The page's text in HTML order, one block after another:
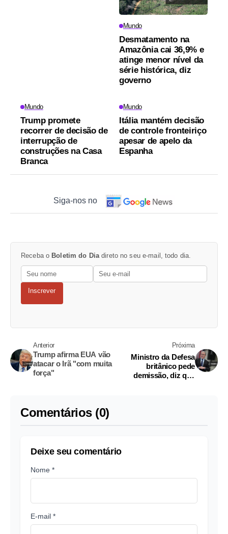
Mundo
Desmatamento na
Amazônia cai 36,9% e
atinge menor nível da
série histórica, diz
governo
Mundo
Trump promete
recorrer de decisão de
interrupção de
construções na Casa
Branca
Mundo
Itália mantém decisão
de controle fronteiriço
apesar de apelo da
Espanha
Siga-nos no
Receba o Boletim do Diadireto no seu e-mail, todo dia.
Inscrever
Anterior
Trump afirma EUA vão
atacar o Irã "com muita
força"
Próxima
Ministro da Defesa
britânico pede
demissão, diz que
Comentários (0)
Deixe seu comentário
Nome *
E-mail *